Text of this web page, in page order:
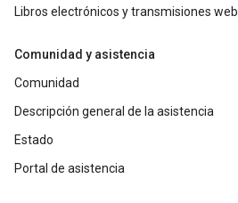
Libros electrónicos y transmisiones web
Comunidad y asistencia
Comunidad
Descripción general de la asistencia
Estado
Portal de asistencia